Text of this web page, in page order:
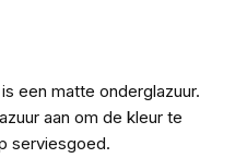
een matte onderglazuur.
aan om de kleur te
serviesgoed.